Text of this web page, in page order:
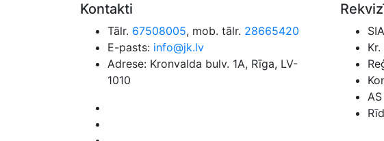
Kontakti
Tālr. 67508005, mob. tālr. 28665420
E-pasts: info@jk.lv
Adrese: Kronvalda bulv. 1A, Rīga, LV-
1010